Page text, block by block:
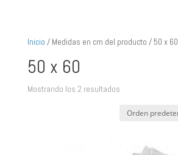
Inicio / Medidas en cm del producto / 50 x 60
50 x 60
Mostrando los 2 resultados